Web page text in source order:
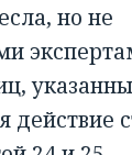
но не
действие